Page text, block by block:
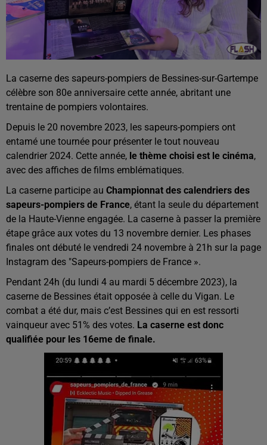
La caserne des sapeurs-pompiers de Bessines-sur-Gartempe
célèbre son 80e anniversaire cette année, abritant une
trentaine de pompiers volontaires.
Depuis le 20 novembre 2023, les sapeurs-pompiers ont
entamé une tournée pour présenter le tout nouveau
calendrier 2024. Cette année, le thème choisi est le cinéma,
avec des affiches de films emblématiques.
La caserne participe au Championnat des calendriers des
sapeurs-pompiers de France, étant la seule du département
de la Haute-Vienne engagée. La caserne à passer la première
étape grâce aux votes du 13 novembre dernier. Les phases
finales ont débuté le vendredi 24 novembre à 21h sur la page
Instagram des "Sapeurs-pompiers de France ».
Pendant 24h (du lundi 4 au mardi 5 décembre 2023), la
caserne de Bessines était opposée à celle du Vigan. Le
combat a été dur, mais c’est Bessines qui en est ressorti
vainqueur avec 51% des votes. La caserne est donc
qualifiée pour les 16eme de finale.